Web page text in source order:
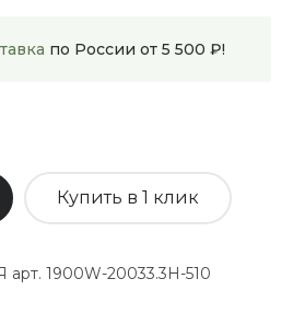
по России от 5 500 ₽!
Купить в 1 клик
1900W-20033.3H-510